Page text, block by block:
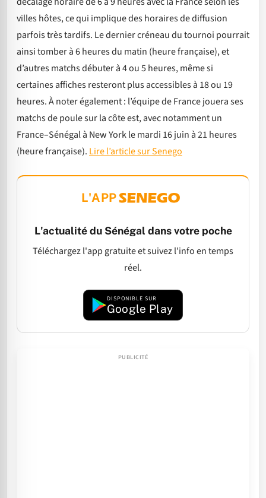
villes hôtes, ce qui implique des horaires de diffusion
parfois très tardifs. Le dernier créneau du tournoi pourrait
ainsi tomber à 6 heures du matin (heure française), et
d’autres matchs débuter à 4 ou 5 heures, même si
certaines affiches resteront plus accessibles à 18 ou 19
heures. À noter également : l’équipe de France jouera ses
matchs de poule sur la côte est, avec notamment un
France–Sénégal à New York le mardi 16 juin à 21 heures
(heure française). Lire l’article sur Senego
L'APP
L'actualité du Sénégal dans votre poche
Téléchargez l'app gratuite et suivez l'info en temps
réel.
DISPONIBLE SUR
Google Play